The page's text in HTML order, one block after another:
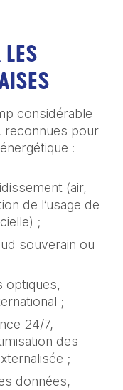
considérable
reconnues pour
:
(air,
de l’usage de
;
souverain ou
optiques,
;
24/7,
des
;
données,